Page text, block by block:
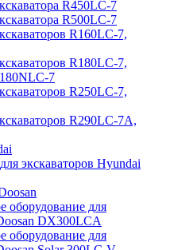
R450LC-7
R500LC-7
R160LC-7,
R180LC-7,
7
R250LC-7,
R290LC-7A,
экскаваторов Hyundai
оборудование для
DX300LCA
оборудование для